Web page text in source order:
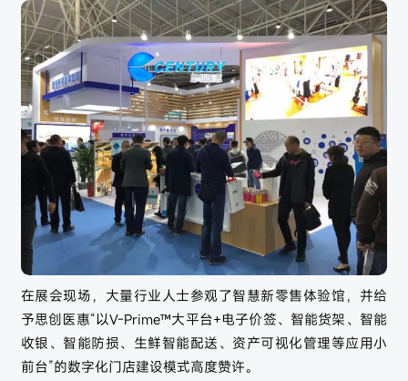
在展会现场，大量行业人士参观了智慧新零售体验馆，并给
予思创医惠“以V-Prime™大平台+电子价签、智能货架、智能
收银、智能防损、生鲜智能配送、资产可视化管理等应用小
前台”的数字化门店建设模式高度赞许。